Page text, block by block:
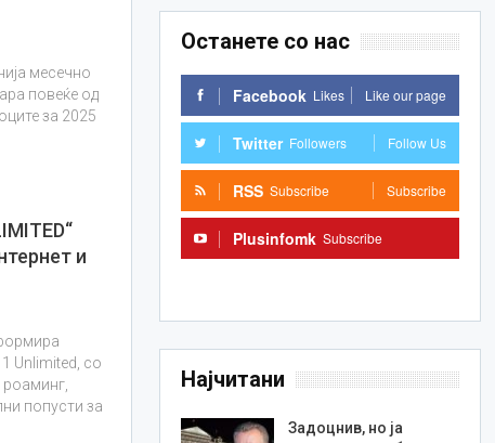
месечно
повеќе од
за 2025
и
Unlimited, со
роаминг,
попусти за
Останете со нас
Facebook Likes Like our page
Twitter Followers Follow Us
RSS Subscribe Subscribe
Plusinfomk Subscribe
Најчитани
Задоцнив, но ја